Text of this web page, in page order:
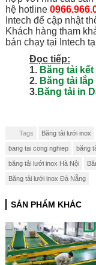
hệ hotline
Intech để cập nhật
Khách hàng tham
bán chạy tại Intech
Đọc tiếp:
1. Băng tải
2. Băng tải
3.Băng tải in
Tags Băng tải lưới inox
bang tai cong nghiep băng
băng tải lưới inox Hà Nội
Băng tải lưới inox Đà Nẵng
SẢN PHẨM KHÁC